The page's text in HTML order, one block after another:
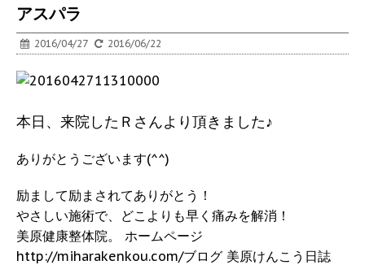
アスパラ
2016/04/27 2016/06/22
本日、来院したＲさんより頂きました♪
ありがとうございます(^^)
励まして励まされてありがとう！
やさしい施術で、どこよりも早く痛みを解消！
美原健康整体院。 ホームページ
http://miharakenkou.com/ブログ 美原けんこう日誌